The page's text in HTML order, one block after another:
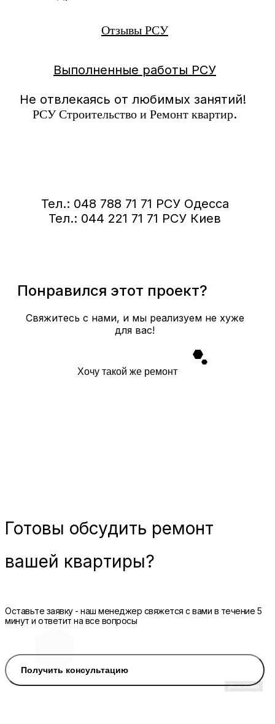
Отзывы РСУ
Выполненные работы РСУ
Не отвлекаясь от любимых занятий!
РСУ Строительство и Ремонт квартир.
Тел.: 048 788 71 71 РСУ Одесса
Тел.: 044 221 71 71 РСУ Киев
Понравился этот проект?
Свяжитесь с нами, и мы реализуем не хуже
для вас!
Хочу такой же ремонт
Готовы обсудить ремонт
вашей квартиры?
Оставьте заявку - наш менеджер свяжется с вами в течение 5
минут и ответит на все вопросы
Получить консультацию